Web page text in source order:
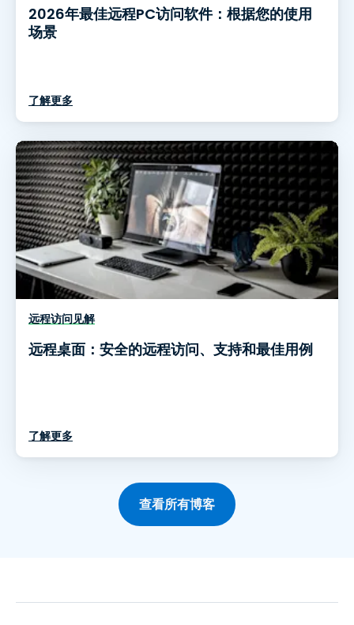
2026年最佳远程PC访问软件：根据您的使用
场景
了解更多
远程访问见解
远程桌面：安全的远程访问、支持和最佳用例
了解更多
查看所有博客